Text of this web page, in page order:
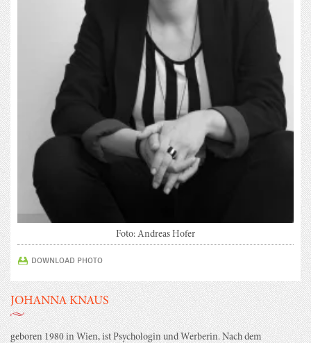
Foto: Andreas Hofer
DOWNLOAD PHOTO
JOHANNA KNAUS
geboren 1980 in Wien, ist Psychologin und Werberin. Nach dem